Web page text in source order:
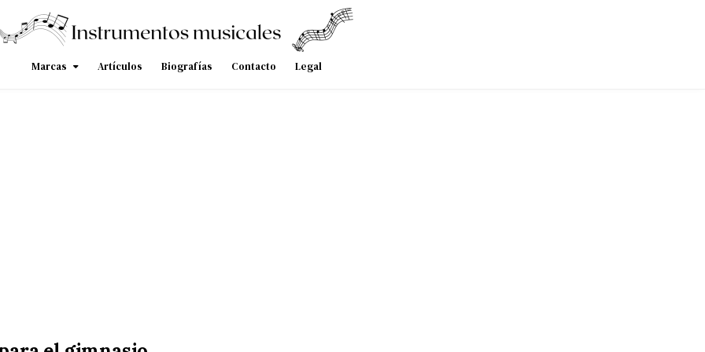
Marcas Artículos Biografías Contacto Legal